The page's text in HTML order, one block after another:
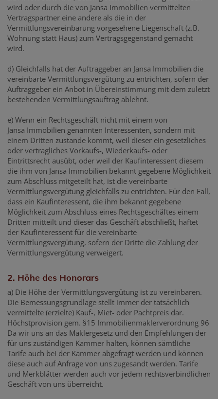
wird oder durch die von Jansa Immobilien vermittelten
Vertragspartner eine andere als die in der
Vermittlungsvereinbarung vorgesehene Liegenschaft (z.B.
Wohnung statt Haus) zum Vertragsgegenstand gemacht
wird.
d) Gleichfalls hat der Auftraggeber an Jansa Immobilien die
vereinbarte Vermittlungsvergütung zu entrichten, sofern der
Auftraggeber ein Anbot in Übereinstimmung mit dem zuletzt
bestehenden Vermittlungsauftrag ablehnt.
e) Wenn ein Rechtsgeschäft nicht mit einem von
Jansa Immobilien genannten Interessenten, sondern mit
einem Dritten zustande kommt, weil dieser ein gesetzliches
oder vertragliches Vorkaufs-, Wiederkaufs- oder
Eintrittsrecht ausübt, oder weil der Kaufinteressent diesem
die ihm von Jansa Immobilien bekannt gegebene Möglichkeit
zum Abschluss mitgeteilt hat, ist die vereinbarte
Vermittlungsvergütung gleichfalls zu entrichten. Für den Fall,
dass ein Kaufinteressent, die ihm bekannt gegebene
Möglichkeit zum Abschluss eines Rechtsgeschäftes einem
Dritten mitteilt und dieser das Geschäft abschließt, haftet
der Kaufinteressent für die vereinbarte
Vermittlungsvergütung, sofern der Dritte die Zahlung der
Vermittlungsvergütung verweigert.
2. Höhe des Honorars
a) Die Höhe der Vermittlungsvergütung ist zu vereinbaren.
Die Bemessungsgrundlage stellt immer der tatsächlich
vermittelte (erzielte) Kauf-, Miet- oder Pachtpreis dar.
Höchstprovision gem. §15 Immobilienmaklerverordnung 96
Da wir uns an das Maklergesetz und den Empfehlungen der
für uns zuständigen Kammer halten, können sämtliche
Tarife auch bei der Kammer abgefragt werden und können
diese auch auf Anfrage von uns zugesandt werden. Tarife
und Merkblätter werden auch vor jedem rechtsverbindlichen
Geschäft von uns überreicht.